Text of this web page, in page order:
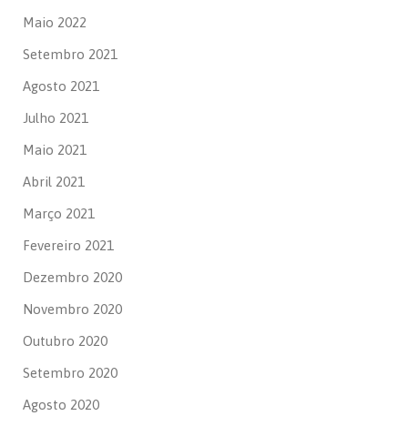
Maio 2022
Setembro 2021
Agosto 2021
Julho 2021
Maio 2021
Abril 2021
Março 2021
Fevereiro 2021
Dezembro 2020
Novembro 2020
Outubro 2020
Setembro 2020
Agosto 2020